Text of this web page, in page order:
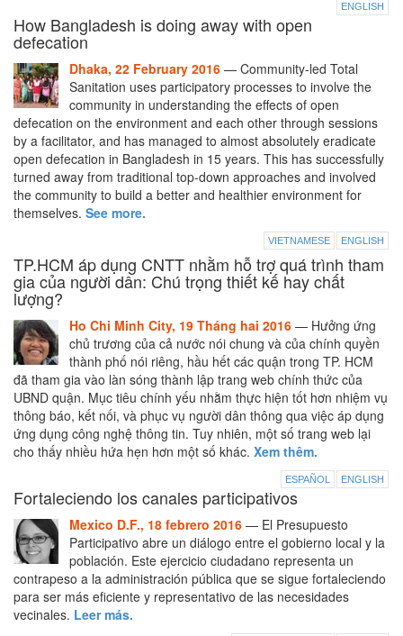
ENGLISH
How Bangladesh is doing away with open
defecation
Dhaka, 22 February 2016 — Community-led Total
Sanitation uses participatory processes to involve the
community in understanding the effects of open
defecation on the environment and each other through sessions
by a facilitator, and has managed to almost absolutely eradicate
open defecation in Bangladesh in 15 years. This has successfully
turned away from traditional top-down approaches and involved
the community to build a better and healthier environment for
themselves. See more.
VIETNAMESE ENGLISH
TP.HCM áp dụng CNTT nhằm hỗ trợ quá trình tham
gia của người dân: Chú trọng thiết kế hay chất
lượng?
Ho Chi Minh City, 19 Tháng hai 2016 — Hưởng ứng
chủ trương của cả nước nói chung và của chính quyền
thành phố nói riêng, hầu hết các quận trong TP. HCM
đã tham gia vào làn sóng thành lập trang web chính thức của
UBND quận. Mục tiêu chính yếu nhằm thực hiện tốt hơn nhiệm vụ
thông báo, kết nối, và phục vụ người dân thông qua việc áp dụng
ứng dụng công nghệ thông tin. Tuy nhiên, một số trang web lại
cho thấy nhiều hứa hẹn hơn một số khác. Xem thêm.
ESPAÑOL ENGLISH
Fortaleciendo los canales participativos
Mexico D.F., 18 febrero 2016 — El Presupuesto
Participativo abre un diálogo entre el gobierno local y la
población. Este ejercicio ciudadano representa un
contrapeso a la administración pública que se sigue fortaleciendo
para ser más eficiente y representativo de las necesidades
vecinales. Leer más.